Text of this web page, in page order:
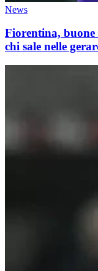
News
Fiorentina,
chi sale nelle